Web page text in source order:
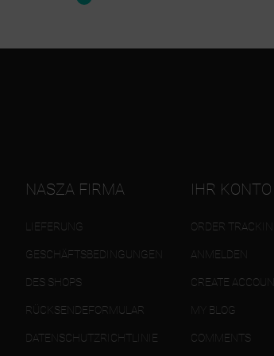
NASZA FIRMA
LIEFERUNG
GESCHÄFTSBEDINGUNGEN
DES SHOPS
RÜCKSENDEFORMULAR
DATENSCHUTZRICHTLINIE
IHR KONTO
ORDER
ANMELDEN
CREATE
MY BLOG
COMMENTS